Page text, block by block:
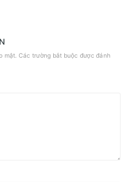
mật. Các trường bắt buộc được đánh